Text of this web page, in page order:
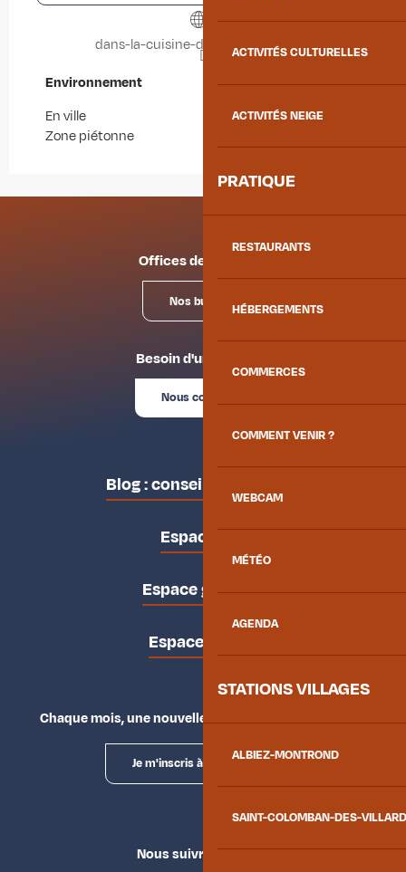
ACTIVITÉS CULTURELLES
ACTIVITÉS NEIGE
PRATIQUE
RESTAURANTS
HÉBERGEMENTS
COMMERCES
COMMENT VENIR ?
WEBCAM
MÉTÉO
AGENDA
STATIONS VILLAGES
ALBIEZ-MONTROND
SAINT-COLOMBAN-DES-
dans-la-cuisine-de-julie.eatbu.com
Environnement
Environnement
En ville
Zone piétonne
Offices de tourisme
Nos bureaux
Besoin d'un conseil ?
Nous contacter
Blog : conseils des locaux
Espace pro
Espace groupes
Espace presse
Chaque mois, une nouvelle façon d'explorer la vallée.
Je m'inscris à la newsletter
Nous suivre